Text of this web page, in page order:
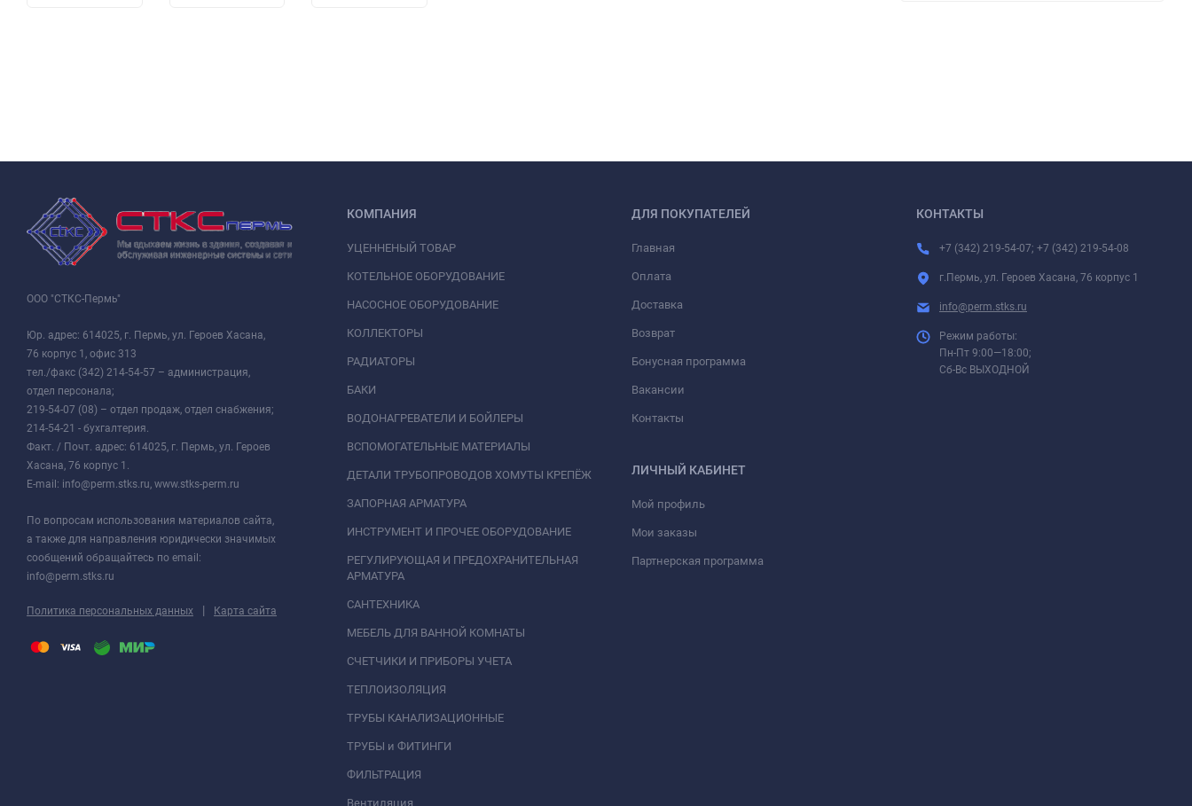
ООО "СТКС-Пермь"
Юр. адрес: 614025, г. Пермь, ул. Героев Хасана,
76 корпус 1, офис 313
тел./факс (342) 214-54-57 – администрация,
отдел персонала;
219-54-07 (08) – отдел продаж, отдел снабжения;
214-54-21 - бухгалтерия.
Факт. / Почт. адрес: 614025, г. Пермь, ул. Героев
Хасана, 76 корпус 1.
E-mail: info@perm.stks.ru, www.stks-perm.ru
По вопросам использования материалов сайта,
а также для направления юридически значимых
сообщений обращайтесь по email:
info@perm.stks.ru
Политика персональных данных | Карта сайта
КОМПАНИЯ
УЦЕННЕНЫЙ ТОВАР
КОТЕЛЬНОЕ ОБОРУДОВАНИЕ
НАСОСНОЕ ОБОРУДОВАНИЕ
КОЛЛЕКТОРЫ
РАДИАТОРЫ
БАКИ
ВОДОНАГРЕВАТЕЛИ И БОЙЛЕРЫ
ВСПОМОГАТЕЛЬНЫЕ МАТЕРИАЛЫ
ДЕТАЛИ ТРУБОПРОВОДОВ ХОМУТЫ КРЕПЁЖ
ЗАПОРНАЯ АРМАТУРА
ИНСТРУМЕНТ И ПРОЧЕЕ ОБОРУДОВАНИЕ
РЕГУЛИРУЮЩАЯ И ПРЕДОХРАНИТЕЛЬНАЯ
АРМАТУРА
САНТЕХНИКА
МЕБЕЛЬ ДЛЯ ВАННОЙ КОМНАТЫ
СЧЕТЧИКИ И ПРИБОРЫ УЧЕТА
ТЕПЛОИЗОЛЯЦИЯ
ТРУБЫ КАНАЛИЗАЦИОННЫЕ
ТРУБЫ и ФИТИНГИ
ФИЛЬТРАЦИЯ
Вентиляция
ДЛЯ ПОКУПАТЕЛЕЙ
Главная
Оплата
Доставка
Возврат
Бонусная программа
Вакансии
Контакты
ЛИЧНЫЙ КАБИНЕТ
Мой профиль
Мои заказы
Партнерская программа
КОНТАКТЫ
+7 (342) 219-54-07; +7 (342) 219-54-08
г.Пермь, ул. Героев Хасана, 76 корпус 1
info@perm.stks.ru
Режим работы:
Пн-Пт 9:00—18:00;
Сб-Вс ВЫХОДНОЙ